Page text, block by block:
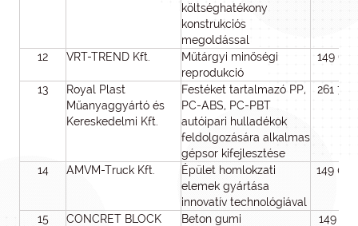
költséghatékony
konstrukciós
megoldással
12
VRT-TREND Kft.
Műtárgyi minőségi
reprodukció
149
13
Royal Plast
Műanyaggyártó és
Kereskedelmi Kft.
Festéket tartalmazó PP,
PC-ABS, PC-PBT
autóipari hulladékok
feldolgozására alkalmas
gépsor kifejlesztése
261
14 AMVM-Truck Kft.
Épület homlokzati
elemek gyártása
innovatív technológiával
149
15
CONCRET BLOCK
Beton gumi 149